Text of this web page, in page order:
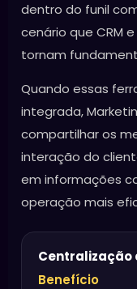
dentro do funil
cenário que CRM
tornam
Quando essas
integrada,
compartilhar os
interação do
em informações
operação mais
Centralização
Benefício